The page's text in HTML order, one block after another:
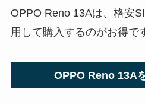
OPPO Reno 13Aは、格安
用して購入するのがお得で
OPPO Reno 13A